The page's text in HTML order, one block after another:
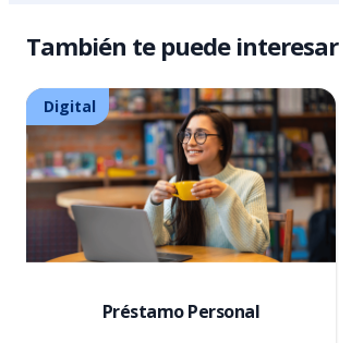
También te puede interesar
Digital
Préstamo Personal